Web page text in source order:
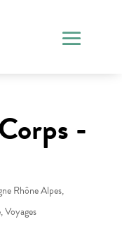
-
Rhône Alpes,
,Voyages